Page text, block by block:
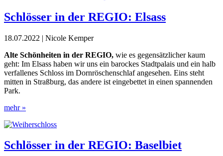
Schlösser in der REGIO: Elsass
18.07.2022 | Nicole Kemper
Alte Schönheiten in der REGIO, wie es gegensätzlicher kaum
geht: Im Elsass haben wir uns ein barockes Stadtpalais und ein halb
verfallenes Schloss im Dornröschenschlaf angesehen. Eins steht
mitten in Straßburg, das andere ist eingebettet in einen spannenden
Park.
mehr »
Schlösser in der REGIO: Baselbiet